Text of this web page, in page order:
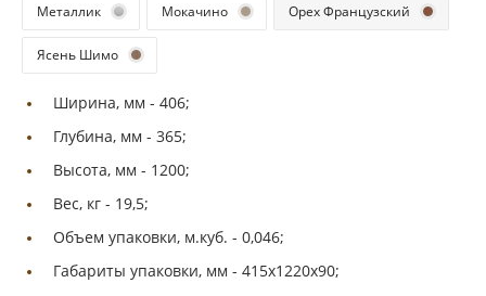
Металлик Мокачино Орех Французский
Ясень Шимо
Ширина, мм - 406;
Глубина, мм - 365;
Высота, мм - 1200;
Вес, кг - 19,5;
Объем упаковки, м.куб. - 0,046;
Габариты упаковки, мм - 415х1220х90;